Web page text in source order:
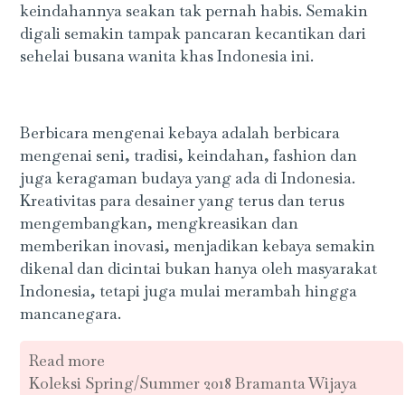
keindahannya seakan tak pernah habis. Semakin
digali semakin tampak pancaran kecantikan dari
sehelai busana wanita khas Indonesia ini.
Berbicara mengenai kebaya adalah berbicara
mengenai seni, tradisi, keindahan, fashion dan
juga keragaman budaya yang ada di Indonesia.
Kreativitas para desainer yang terus dan terus
mengembangkan, mengkreasikan dan
memberikan inovasi, menjadikan kebaya semakin
dikenal dan dicintai bukan hanya oleh masyarakat
Indonesia, tetapi juga mulai merambah hingga
mancanegara.
Read more
Koleksi Spring/Summer 2018 Bramanta Wijaya